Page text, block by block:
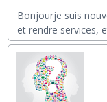
Bonjourje suis
et rendre services,